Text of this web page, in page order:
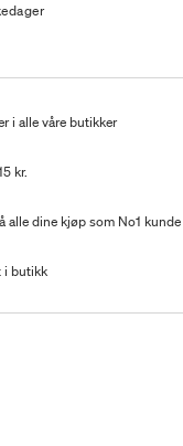
i alle våre butikker
kr.
alle dine kjøp som No1 kunde
i butikk